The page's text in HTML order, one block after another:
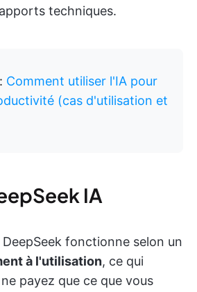
techniques.
: Comment utiliser l'IA pour
(cas d'utilisation et
IA
fonctionne selon un
à l'utilisation, ce qui
payez que ce que vous